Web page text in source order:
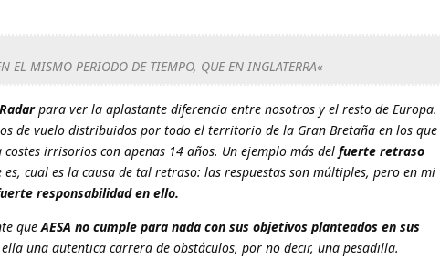
EL MISMO PERIODO DE TIEMPO, QUE EN INGLATERRA«
para ver la aplastante diferencia entre nosotros y el resto de Europa.
de vuelo distribuidos por todo el territorio de la Gran Bretaña en los que
irrisorios con apenas 14 años. Un ejemplo más del fuerte retraso
cual es la causa de tal retraso: las respuestas son múltiples, pero en mi
responsabilidad en ello.
queAESA no cumple para nada con sus objetivos planteados en sus
una autentica carrera de obstáculos, por no decir, una pesadilla.